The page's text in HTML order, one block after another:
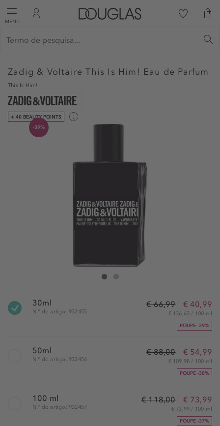
MENU
Zadig & VoltaireThis Is Him! Eau de Parfum
This Is Him!
+ 40 BEAUTY POINTS
-39%
Zadig & Voltaire This Is Him! Eau de Parfum
30ml
N.° do artigo: 932455
€ 66,99 € 40,99
€ 136,63 / 100 ml
POUPE -39%
50ml
N.° do artigo: 932456
€ 88,00 € 54,99
€ 109,98 / 100 ml
POUPE -38%
100 ml
N.° do artigo: 932457
€ 118,00 € 73,99
€ 73,99 / 100 ml
POUPE -37%